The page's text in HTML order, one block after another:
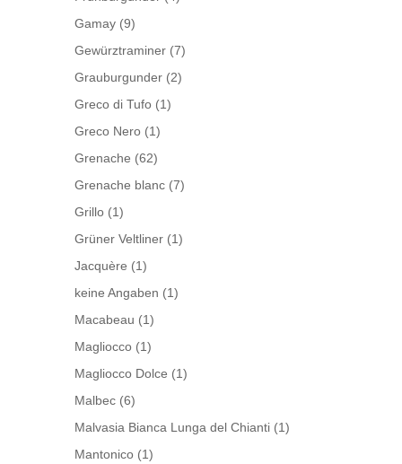
Gamay (9)
Gewürztraminer (7)
Grauburgunder (2)
Greco di Tufo (1)
Greco Nero (1)
Grenache (62)
Grenache blanc (7)
Grillo (1)
Grüner Veltliner (1)
Jacquère (1)
keine Angaben (1)
Macabeau (1)
Magliocco (1)
Magliocco Dolce (1)
Malbec (6)
Malvasia Bianca Lunga del Chianti (1)
Mantonico (1)